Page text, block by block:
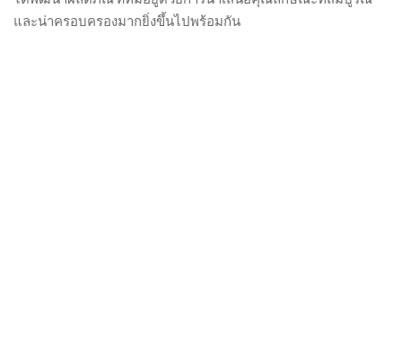
และน่าครอบครองมากยิ่งขึ้นไปพร้อมกัน